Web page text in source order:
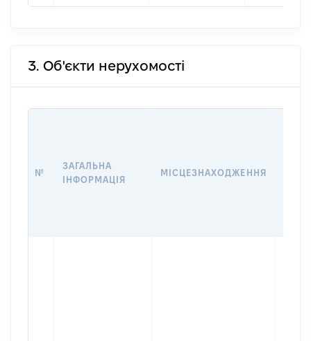
3. Об'єкти нерухомості
№
ЗАГАЛЬНА
ІНФОРМАЦІЯ
МІСЦЕЗНАХОДЖЕННЯ